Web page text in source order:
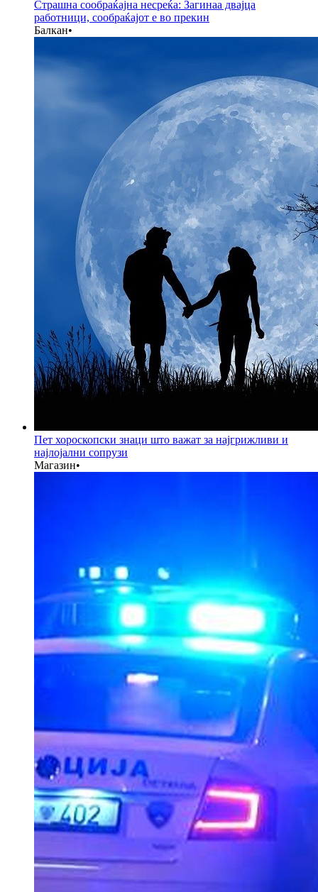
Страшна сообраќајна несреќа: Загинаа двајца
работници, сообраќајот е во прекин
Балкан•
Пет хороскопски знаци што важат за најгрижливи и
најлојални сопрузи
Магазин•